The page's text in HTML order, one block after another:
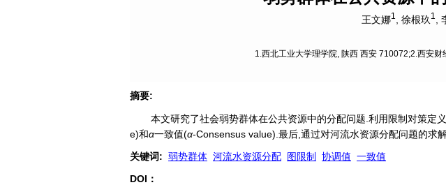
王文娜1 徐根玖 1
1.西北工业大学理学院, 陕西 西安 710072;2.西安
摘要:
本文研究了社会弱势群体在公共资源中的分配问题.利用限制对策定
e)和α一致值(α-Consensus value).最后,通过对河流水资源分配问题的求
关键词: 弱势群体 河流水资源分配 图限制 协调值 一致值
DOI：